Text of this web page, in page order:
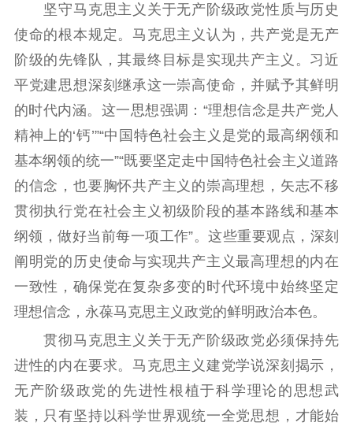
先进典型
社会宣传
思想政治教育 爱国主义教育
全民国防教育
红色资源保护利
用
新闻出版
精品出版 全民阅读
出版监管
扫黄打非
电影工作
电影创作 电影市场
机关党建
党建要闻 学习在线
文化人才
坚守马克思主义关于无产阶级政党性质与历史
使命的根本规定。马克思主义认为，共产党是无产
阶级的先锋队，其最终目标是实现共产主义。习近
平党建思想深刻继承这一崇高使命，并赋予其鲜明
的时代内涵。这一思想强调：“理想信念是共产党人
精神上的‘钙’”“中国特色社会主义是党的最高纲领和
基本纲领的统一”“既要坚定走中国特色社会主义道路
的信念，也要胸怀共产主义的崇高理想，矢志不移
贯彻执行党在社会主义初级阶段的基本路线和基本
纲领，做好当前每一项工作”。这些重要观点，深刻
阐明党的历史使命与实现共产主义最高理想的内在
一致性，确保党在复杂多变的时代环境中始终坚定
理想信念，永葆马克思主义政党的鲜明政治本色。
贯彻马克思主义关于无产阶级政党必须保持先
进性的内在要求。马克思主义建党学说深刻揭示，
无产阶级政党的先进性根植于科学理论的思想武
装，只有坚持以科学世界观统一全党思想，才能始